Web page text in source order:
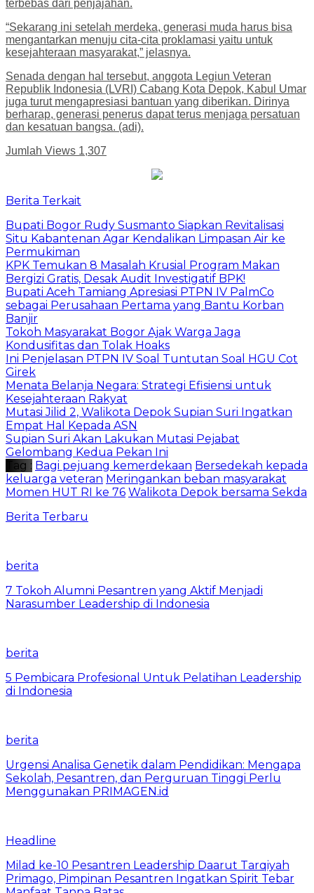
terbebas dari penjajahan.
“Sekarang ini setelah merdeka, generasi muda harus bisa
mengantarkan menuju cita-cita proklamasi yaitu untuk
kesejahteraan masyarakat,” jelasnya.
Senada dengan hal tersebut, anggota Legiun Veteran
Republik Indonesia (LVRI) Cabang Kota Depok, Kabul Umar
juga turut mengapresiasi bantuan yang diberikan. Dirinya
berharap, generasi penerus dapat terus menjaga persatuan
dan kesatuan bangsa. (adi).
Jumlah Views 1,307
Berita Terkait
Bupati Bogor Rudy Susmanto Siapkan Revitalisasi
Situ Kabantenan Agar Kendalikan Limpasan Air ke
Permukiman
​KPK Temukan 8 Masalah Krusial Program Makan
Bergizi Gratis, Desak Audit Investigatif BPK!
Bupati Aceh Tamiang Apresiasi PTPN IV PalmCo
sebagai Perusahaan Pertama yang Bantu Korban
Banjir
Tokoh Masyarakat Bogor Ajak Warga Jaga
Kondusifitas dan Tolak Hoaks
Ini Penjelasan PTPN IV Soal Tuntutan Soal HGU Cot
Girek
Menata Belanja Negara: Strategi Efisiensi untuk
Kesejahteraan Rakyat
Mutasi Jilid 2, Walikota Depok Supian Suri Ingatkan
Empat Hal Kepada ASN
Supian Suri Akan Lakukan Mutasi Pejabat
Gelombang Kedua Pekan Ini
Tag : Bagi pejuang kemerdekaan Bersedekah kepada
keluarga veteran Meringankan beban masyarakat
Momen HUT RI ke 76 Walikota Depok bersama Sekda
Berita Terbaru
berita
7 Tokoh Alumni Pesantren yang Aktif Menjadi
Narasumber Leadership di Indonesia
berita
5 Pembicara Profesional Untuk Pelatihan Leadership
di Indonesia
berita
Urgensi Analisa Genetik dalam Pendidikan: Mengapa
Sekolah, Pesantren, dan Perguruan Tinggi Perlu
Menggunakan PRIMAGEN.id
Headline
Milad ke-10 Pesantren Leadership Daarut Tarqiyah
Primago, Pimpinan Pesantren Ingatkan Spirit Tebar